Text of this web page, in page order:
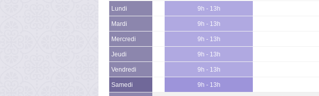
Lundi 9h - 13h
Mardi 9h - 13h
Mercredi 9h - 13h
Jeudi 9h - 13h
Vendredi 9h - 13h
Samedi 9h - 13h